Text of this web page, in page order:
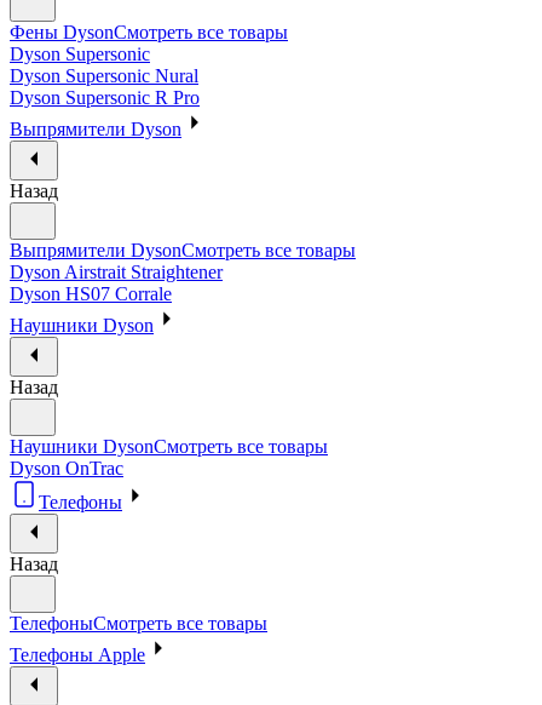
Фены DysonСмотреть все товары
Dyson Supersonic
Dyson Supersonic Nural
Dyson Supersonic R Pro
Выпрямители Dyson
Назад
Выпрямители DysonСмотреть все товары
Dyson Airstrait Straightener
Dyson HS07 Corrale
Наушники Dyson
Назад
Наушники DysonСмотреть все товары
Dyson OnTrac
Телефоны
Назад
ТелефоныСмотреть все товары
Телефоны Apple